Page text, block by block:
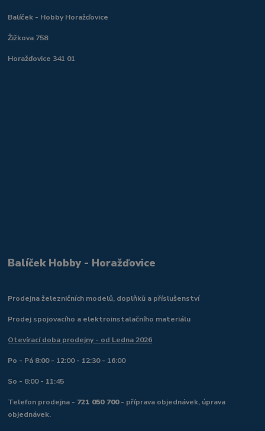
Balíček - Hobby Horažďovice
Žižkova 758
Horažďovice 341 01
Balíček Hobby - Horažďovice
Prodejna železničních modelů, doplňků a příslušenství
Prodej spojovacího a elektroinstalačního materiálu
Otevírací doba prodejny - od Ledna 2026
Po - Pá 8:00 - 12:00 - 12:30 - 16:00
So - 8:00 - 11:45
Telefon prodejna - 721 050 700- příprava objednávek, úprava
objednávek.